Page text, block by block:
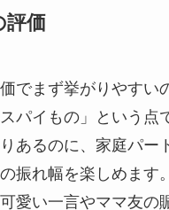
評価
でまず挙がりやすい
パイもの」という点
あるのに、家庭パー
振れ幅を楽しめます
愛い一言やママ友の